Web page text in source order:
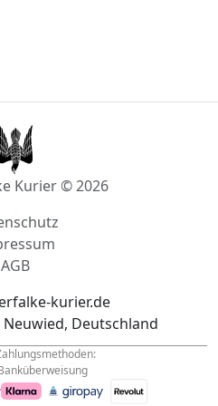
Kurier © 2026
AGB
kurier.de
33 703 44